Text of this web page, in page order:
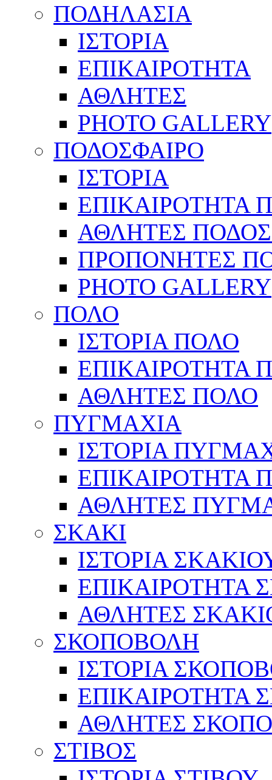
ΠΟΔΗΛΑΣΙΑ
ΙΣΤΟΡΙΑ
ΕΠΙΚΑΙΡΟΤΗΤΑ
ΑΘΛΗΤΕΣ
PHOTO GALLERY
ΠΟΔΟΣΦΑΙΡΟ
ΙΣΤΟΡΙΑ
ΕΠΙΚΑΙΡΟΤΗΤΑ
ΑΘΛΗΤΕΣ
ΠΡΟΠΟΝΗΤΕΣ
PHOTO GALLERY
ΠΟΛΟ
ΙΣΤΟΡΙΑ ΠΟΛΟ
ΕΠΙΚΑΙΡΟΤΗΤΑ
ΑΘΛΗΤΕΣ ΠΟΛΟ
ΠΥΓΜΑΧΙΑ
ΙΣΤΟΡΙΑ
ΕΠΙΚΑΙΡΟΤΗΤΑ
ΑΘΛΗΤΕΣ
ΣΚΑΚΙ
ΙΣΤΟΡΙΑ
ΕΠΙΚΑΙΡΟΤΗΤΑ
ΑΘΛΗΤΕΣ
ΣΚΟΠΟΒΟΛΗ
ΙΣΤΟΡΙΑ
ΕΠΙΚΑΙΡΟΤΗΤΑ
ΑΘΛΗΤΕΣ
ΣΤΙΒΟΣ